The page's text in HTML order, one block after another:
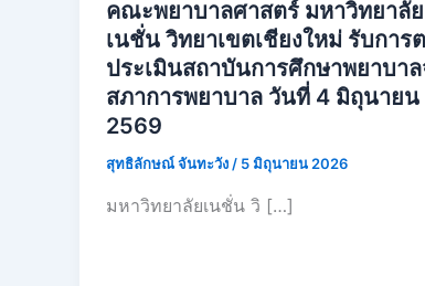
คณะพยาบาลศาสตร์ มหาวิทยาลัย
เนชั่น วิทยาเขตเชียงใหม่ รับการ
ประเมินสถาบันการศึกษาพยาบา
สภาการพยาบาล วันที่ 4 มิถุนายน
2569
สุทธิลักษณ์ จันทะวัง/ 5 มิถุนายน 2026
มหาวิทยาลัยเนชั่น วิ […]